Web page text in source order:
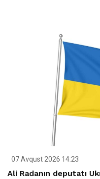
07 Avqust 2026 14:23
Ali Radanın deputatı